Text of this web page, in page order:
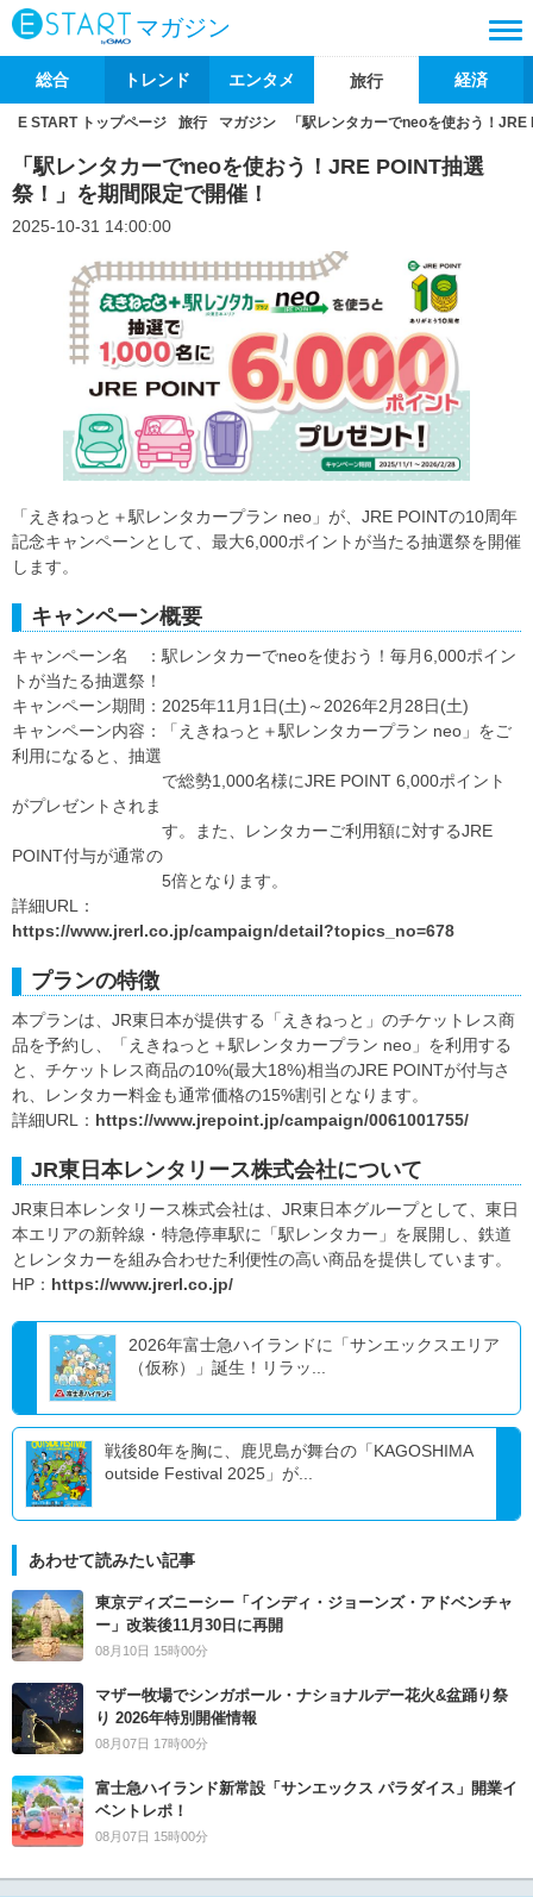
マガジン
総合 トレンド エンタメ 旅行 経済
E START トップページ 旅行 マガジン 「駅レンタカーでneoを使おう！
「駅レンタカーでneoを使おう！JRE POINT抽選
祭！」を期間限定で開催！
2025-10-31 14:00:00
「えきねっと＋駅レンタカープラン neo」が、JRE POINTの10周年
記念キャンペーンとして、最大6,000ポイントが当たる抽選祭を開催
します。
キャンペーン概要
キャンペーン名 ：駅レンタカーでneoを使おう！毎月6,000ポイン
トが当たる抽選祭！
キャンペーン期間：2025年11月1日(土)～2026年2月28日(土)
キャンペーン内容：「えきねっと＋駅レンタカープラン neo」をご
利用になると、抽選
で総勢1,000名様にJRE POINT 6,000ポイント
がプレゼントされま
す。また、レンタカーご利用額に対するJRE
POINT付与が通常の
5倍となります。
詳細URL：
https://www.jrerl.co.jp/campaign/detail?topics_no=678
プランの特徴
本プランは、JR東日本が提供する「えきねっと」のチケットレス商
品を予約し、「えきねっと＋駅レンタカープラン neo」を利用する
と、チケットレス商品の10%(最大18%)相当のJRE POINTが付与さ
れ、レンタカー料金も通常価格の15%割引となります。
詳細URL： https://www.jrepoint.jp/campaign/0061001755/
JR東日本レンタリース株式会社について
JR東日本レンタリース株式会社は、JR東日本グループとして、東日
本エリアの新幹線・特急停車駅に「駅レンタカー」を展開し、鉄道
とレンタカーを組み合わせた利便性の高い商品を提供しています。
HP： https://www.jrerl.co.jp/
2026年富士急ハイランドに「サンエックスエリア
（仮称）」誕生！リラッ...
戦後80年を胸に、鹿児島が舞台の「KAGOSHIMA
outside Festival 2025」が...
あわせて読みたい記事
東京ディズニーシー「インディ・ジョーンズ・アドベンチャ
ー」改装後11月30日に再開
08月10日 15時00分
マザー牧場でシンガポール・ナショナルデー花火&盆踊り祭
り 2026年特別開催情報
08月07日 17時00分
富士急ハイランド新常設「サンエックス パラダイス」開業イ
ベントレポ！
08月07日 15時00分